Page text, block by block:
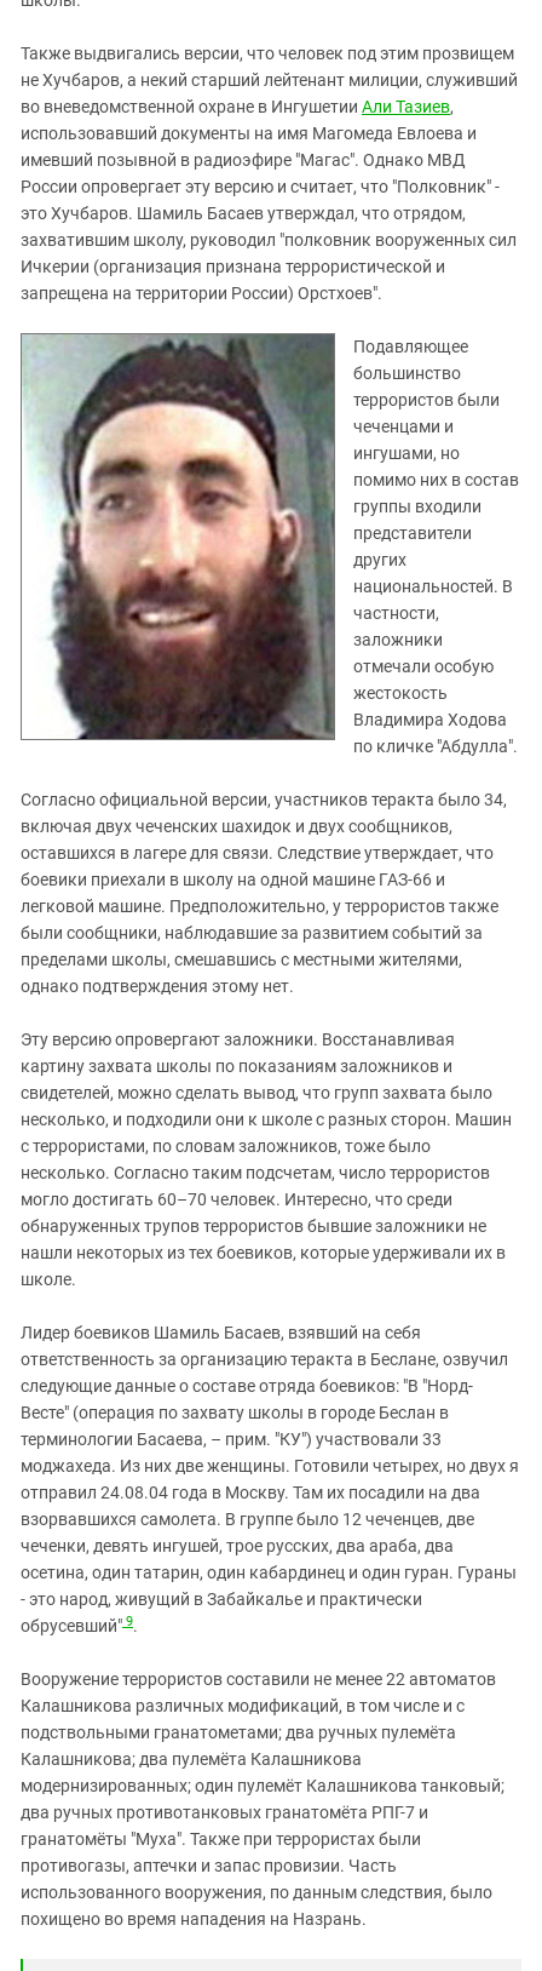
Также выдвигались версии, что человек под этим прозвищем
не Хучбаров, а некий старший лейтенант милиции, служивший
во вневедомственной охране в Ингушетии Али Тазиев,
использовавший документы на имя Магомеда Евлоева и
имевший позывной в радиоэфире "Магас". Однако МВД
России опровергает эту версию и считает, что "Полковник" -
это Хучбаров. Шамиль Басаев утверждал, что отрядом,
захватившим школу, руководил "полковник вооруженных сил
Ичкерии (организация признана террористической и
запрещена на территории России) Орстхоев".
Подавляющее
большинство
террористов были
чеченцами и
ингушами, но
помимо них в состав
группы входили
представители
других
национальностей. В
частности,
заложники
отмечали особую
жестокость
Владимира Ходова
по кличке "Абдулла".
Согласно официальной версии, участников теракта было 34,
включая двух чеченских шахидок и двух сообщников,
оставшихся в лагере для связи. Следствие утверждает, что
боевики приехали в школу на одной машине ГАЗ-66 и
легковой машине. Предположительно, у террористов также
были сообщники, наблюдавшие за развитием событий за
пределами школы, смешавшись с местными жителями,
однако подтверждения этому нет.
Эту версию опровергают заложники. Восстанавливая
картину захвата школы по показаниям заложников и
свидетелей, можно сделать вывод, что групп захвата было
несколько, и подходили они к школе с разных сторон. Машин
с террористами, по словам заложников, тоже было
несколько. Согласно таким подсчетам, число террористов
могло достигать 60–70 человек. Интересно, что среди
обнаруженных трупов террористов бывшие заложники не
нашли некоторых из тех боевиков, которые удерживали их в
школе.
Лидер боевиков Шамиль Басаев, взявший на себя
ответственность за организацию теракта в Беслане, озвучил
следующие данные о составе отряда боевиков: "В "Норд-
Весте" (операция по захвату школы в городе Беслан в
терминологии Басаева, – прим. "КУ") участвовали 33
моджахеда. Из них две женщины. Готовили четырех, но двух я
отправил 24.08.04 года в Москву. Там их посадили на два
взорвавшихся самолета. В группе было 12 чеченцев, две
чеченки, девять ингушей, трое русских, два араба, два
осетина, один татарин, один кабардинец и один гуран. Гураны
- это народ, живущий в Забайкалье и практически
обрусевший" 9.
Вооружение террористов составили не менее 22 автоматов
Калашникова различных модификаций, в том числе и с
подствольными гранатометами; два ручных пулемёта
Калашникова; два пулемёта Калашникова
модернизированных; один пулемёт Калашникова танковый;
два ручных противотанковых гранатомёта РПГ-7 и
гранатомёты "Муха". Также при террористах были
противогазы, аптечки и запас провизии. Часть
использованного вооружения, по данным следствия, было
похищено во время нападения на Назрань.